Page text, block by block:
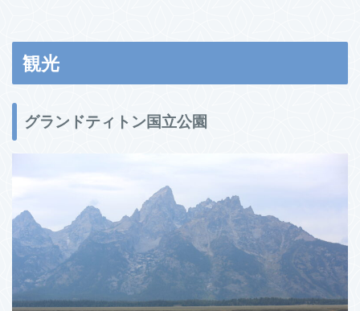
観光
グランドティトン国立公園